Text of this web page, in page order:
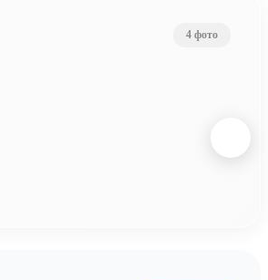
4 фото